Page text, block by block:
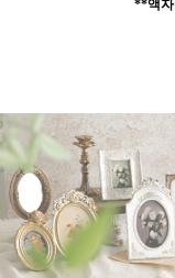
**액자